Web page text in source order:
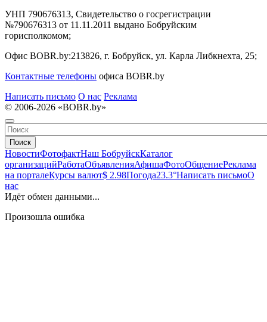
УНП 790676313, Свидетельство о госрегистрации
№790676313 от 11.11.2011 выдано Бобруйским
горисполкомом;
Офис BOBR.by:213826, г. Бобруйск, ул. Карла Либкнехта, 25;
Контактные телефоны офиса BOBR.by
Написать письмо О нас Реклама
© 2006-2026 «BOBR.by»
Поиск
НовостиФотофактНаш БобруйскКаталог
организацийРаботаОбъявленияАфишаФотоОбщениеРеклама
на порталеКурсы валют$ 2.98Погода23.3°Написать письмоО
нас
Идёт обмен данными...
Произошла ошибка